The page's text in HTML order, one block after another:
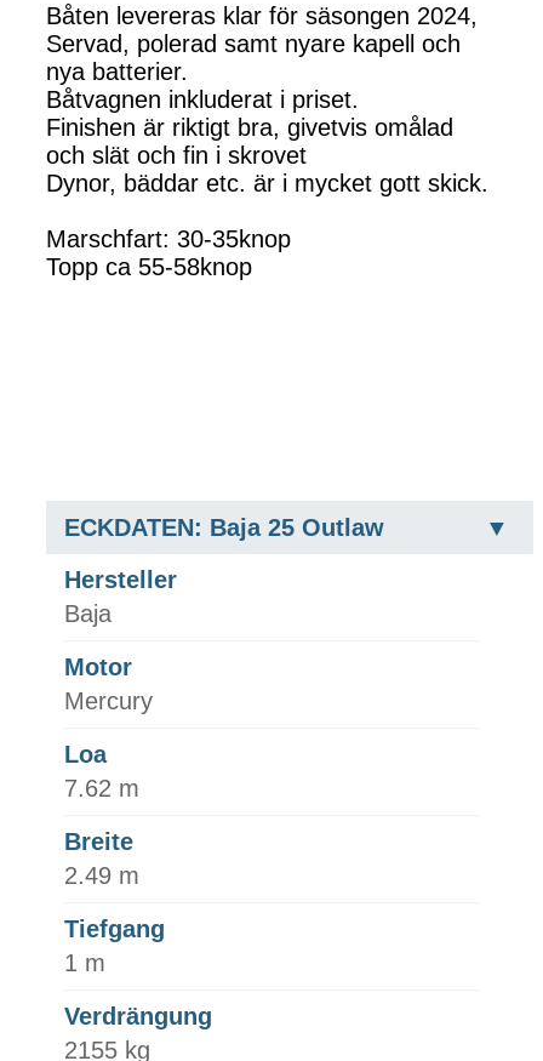
Båten levereras klar för säsongen 2024,
Servad, polerad samt nyare kapell och
nya batterier.
Båtvagnen inkluderat i priset.
Finishen är riktigt bra, givetvis omålad
och slät och fin i skrovet
Dynor, bäddar etc. är i mycket gott skick.
Marschfart: 30-35knop
Topp ca 55-58knop
ECKDATEN: Baja 25 Outlaw
Hersteller
Baja
Motor
Mercury
Loa
7.62 m
Breite
2.49 m
Tiefgang
1 m
Verdrängung
2155 kg